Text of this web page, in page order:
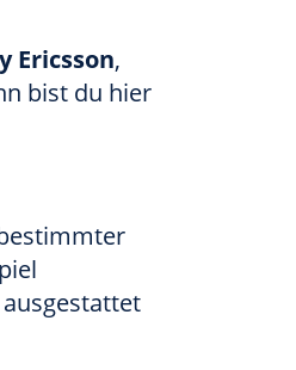
Ericsson,
bist du hier
ausgestattet